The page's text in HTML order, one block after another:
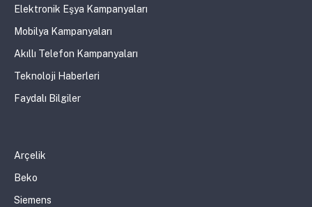
Elektronik Eşya Kampanyaları
Mobilya Kampanyaları
Akıllı Telefon Kampanyaları
Teknoloji Haberleri
Faydalı Bilgiler
Arçelik
Beko
Siemens